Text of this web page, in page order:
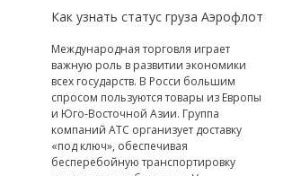
Как узнать статус груза Аэрофлот
Международная торговля играет
важную роль в развитии экономики
всех государств. В Росси большим
спросом пользуются товары из Европы
и Юго-Восточной Азии. Группа
компаний АТС организует доставку
«под ключ», обеспечивая
бесперебойную транспортировку